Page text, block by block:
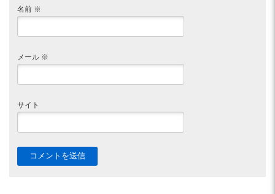
名前 ※
メール ※
サイト